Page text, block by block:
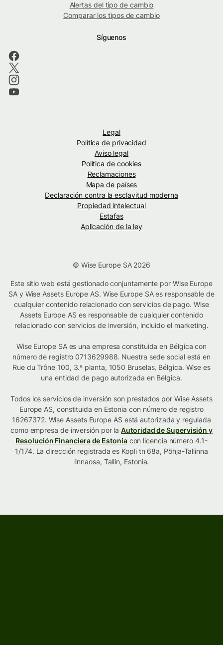
Alertas del tipo de cambio
Comparar los tipos de cambio
Síguenos
Legal
Política de privacidad
Aviso legal
Política de cookies
Reclamaciones
Mapa de países
Declaración contra la esclavitud moderna
Propiedad intelectual
Estafas
Aplicación de la ley
© Wise Europe SA 2026
Este sitio web está gestionado conjuntamente por Wise Europe
SA y Wise Assets Europe AS. Wise Europe SA es responsable de
cualquier contenido relacionado con servicios de pago. Wise
Assets Europe AS es responsable de cualquier contenido
relacionado con servicios de inversión, incluido el marketing.
Wise Europe SA es una empresa constituida en Bélgica con
número de registro 0713629988. Nuestra sede social está en
Rue du Trône 100, 3.ª planta, 1050 Bruselas, Bélgica. Wise es
una entidad de pago autorizada en Bélgica.
Todos los servicios de inversión son prestados por Wise Assets
Europe AS, constituida en Estonia con número de registro
16267372. Wise Assets Europe AS está autorizada y regulada
como empresa de inversión por laAutoridad de Supervisión y
Resolución Financiera de Estoniacon licencia número 4.1-
1/174. La dirección registrada es Kopli tn 68a, Põhja-Tallinna
linnaosa, Tallin, Estonia.